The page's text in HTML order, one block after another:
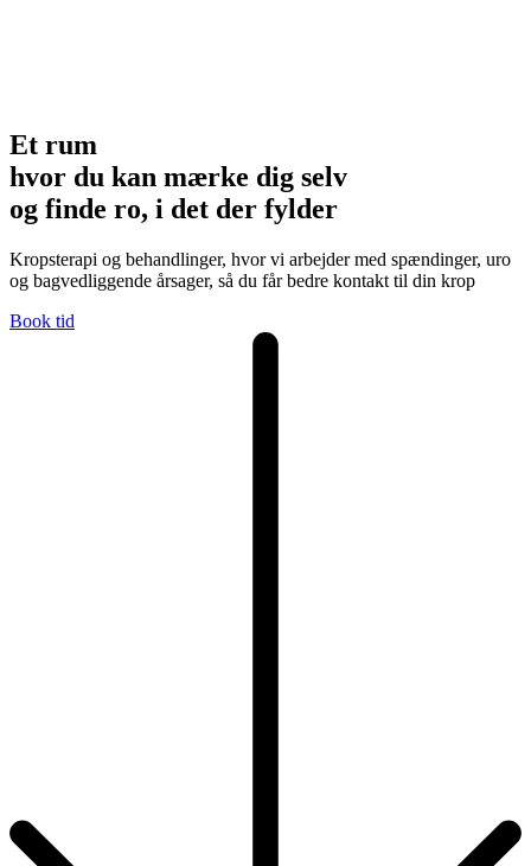
Et rum
hvor du kan mærke dig selv
og finde ro, i det der fylder
Kropsterapi og behandlinger, hvor vi arbejder med spændinger, uro
og bagvedliggende årsager, så du får bedre kontakt til din krop
Book tid